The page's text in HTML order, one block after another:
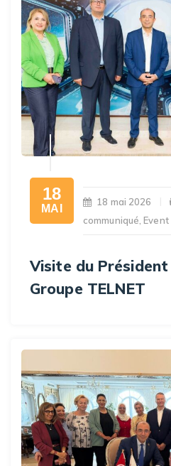
18
MAI
18 mai 2026
communiqué ,Event
Visite du Président
Groupe TELNET